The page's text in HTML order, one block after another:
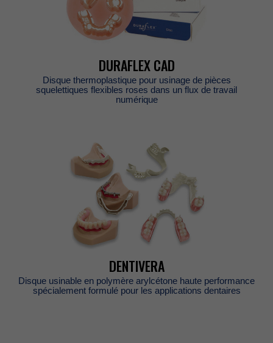
DURAFLEXCAD
Disquethermoplastiquepourusinagedepièces
squelettiquesflexiblesrosesdansunfluxdetravail
numérique
DENTIVERA
Disqueusinableenpolymèrearylcétonehauteperformance
spécialementformulépourlesapplicationsdentaires